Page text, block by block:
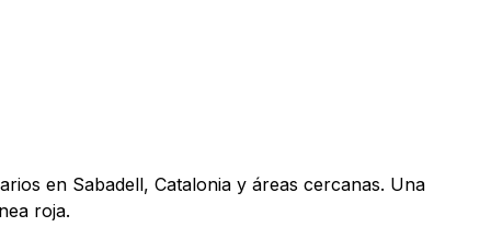
en Sabadell, Catalonia y áreas cercanas. Una
roja.